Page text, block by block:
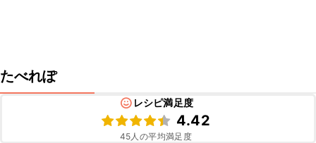
たべれぽ
レシピ満足度
4.42
45人の平均満足度